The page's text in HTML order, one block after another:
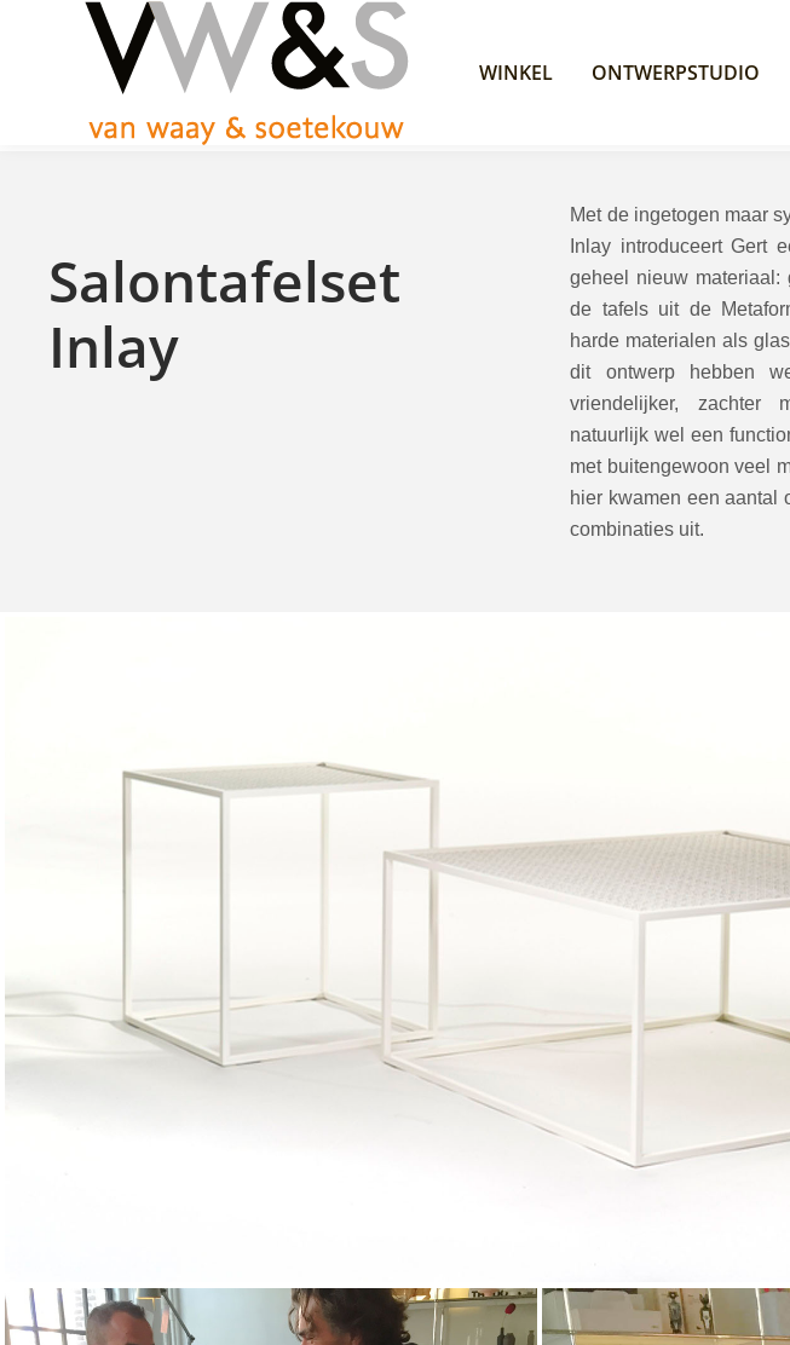
WINKEL ONTWERPSTUDIO
Salontafelset
Inlay
Met de ingetogen maar
Inlay introduceert Gert
geheel nieuw
de tafels uit de
harde materialen als
dit ontwerp hebben
vriendelijker, zachter
natuurlijk wel een
met buitengewoon veel
hier kwamen een aantal
combinaties uit.